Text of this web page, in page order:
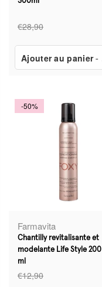
€28,90
Ajouter au panier-
-50%
Farmavita
Chantilly revitalisante et
modelante Life Style 200
ml
€12,90